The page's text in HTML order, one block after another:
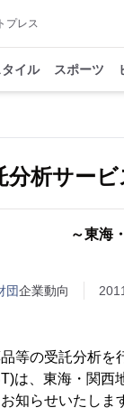
プレス
イル スポーツ
分析サー
～東海
団企業動向
等の受託分析
は、東海・関西
知らせいたしま